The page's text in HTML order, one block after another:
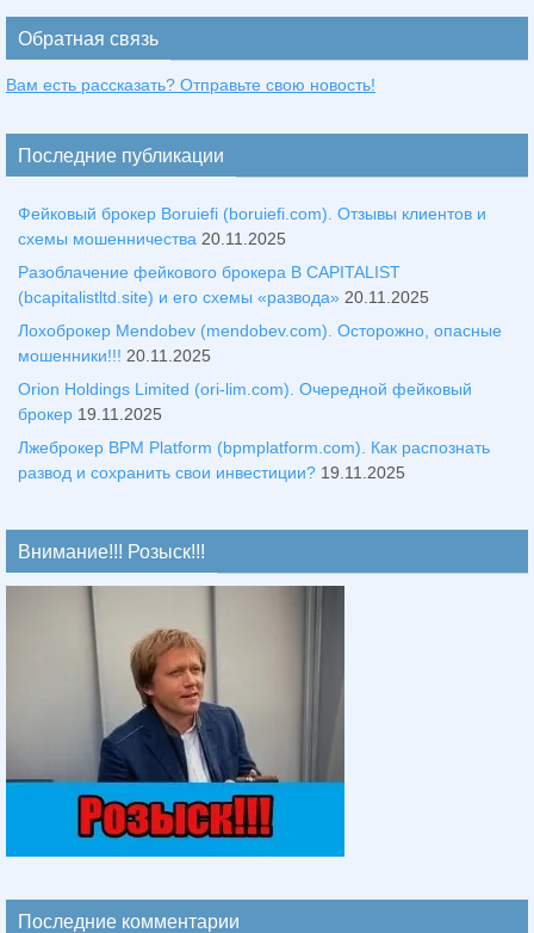
Обратная связь
Вам есть рассказать? Отправьте свою новость!
Последние публикации
Фейковый брокер Boruiefi (boruiefi.com). Отзывы клиентов и
схемы мошенничества 20.11.2025
Разоблачение фейкового брокера B CAPITALIST
(bcapitalistltd.site) и его схемы «развода» 20.11.2025
Лохоброкер Mendobev (mendobev.com). Осторожно, опасные
мошенники!!! 20.11.2025
Orion Holdings Limited (ori-lim.com). Очередной фейковый
брокер 19.11.2025
Лжеброкер BPM Platform (bpmplatform.com). Как распознать
развод и сохранить свои инвестиции? 19.11.2025
Внимание!!! Розыск!!!
Последние комментарии